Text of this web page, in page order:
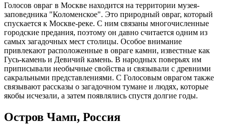
Голосов овраг в Москве находится на территории музея-
заповедника "Коломенское". Это природный овраг, который
спускается к Москве-реке. С ним связаны многочисленные
городские предания, поэтому он давно считается одним из
самых загадочных мест столицы. Особое внимание
привлекают расположенные в овраге камни, известные как
Гусь-камень и Девичий камень. В народных поверьях им
приписывали необычные свойства и связывали с древними
сакральными представлениями. С Голосовым оврагом также
связывают рассказы о загадочном тумане и людях, которые
якобы исчезали, а затем появлялись спустя долгие годы.
Остров Чамп, Россия